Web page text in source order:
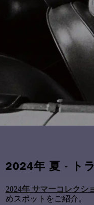
2024年 夏 - ト
2024年 サマーコレクシ
めスポットをご紹介。